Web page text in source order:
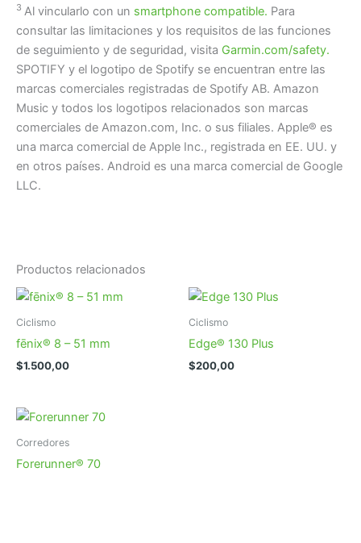
3 Al vincularlo con un smartphone compatible. Para
consultar las limitaciones y los requisitos de las funciones
de seguimiento y de seguridad, visita Garmin.com/safety.
SPOTIFY y el logotipo de Spotify se encuentran entre las
marcas comerciales registradas de Spotify AB. Amazon
Music y todos los logotipos relacionados son marcas
comerciales de Amazon.com, Inc. o sus filiales. Apple® es
una marca comercial de Apple Inc., registrada en EE. UU. y
en otros países. Android es una marca comercial de Google
LLC.
Productos relacionados
Ciclismo
fēnix® 8 – 51 mm
$1.500,00
Ciclismo
Edge® 130 Plus
$200,00
Corredores
Forerunner® 70